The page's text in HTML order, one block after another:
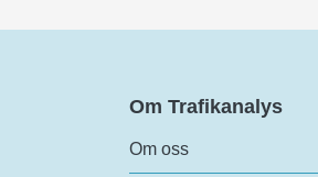
Om Trafikanalys
Om oss